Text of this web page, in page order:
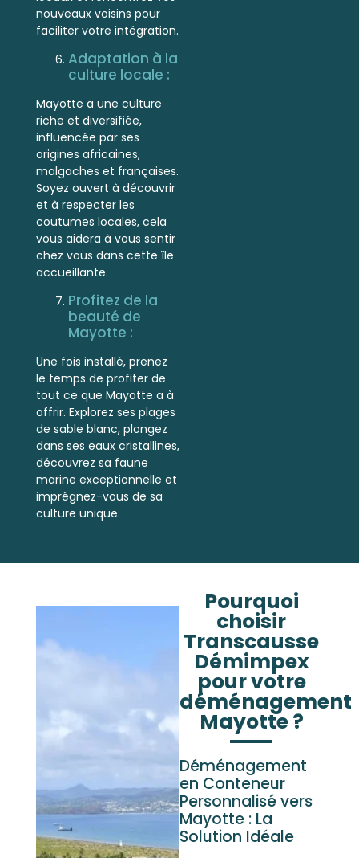
nouveaux voisins pour
faciliter votre intégration.
Adaptation à la
culture locale :
Mayotte a une culture
riche et diversifiée,
influencée par ses
origines africaines,
malgaches et françaises.
Soyez ouvert à découvrir
et à respecter les
coutumes locales, cela
vous aidera à vous sentir
chez vous dans cette île
accueillante.
Profitez de la
beauté de
Mayotte :
Une fois installé, prenez
le temps de profiter de
tout ce que Mayotte a à
offrir. Explorez ses plages
de sable blanc, plongez
dans ses eaux cristallines,
découvrez sa faune
marine exceptionnelle et
imprégnez-vous de sa
culture unique.
Pourquoi
choisir
Transcausse
Démimpex
pour votre
déménagement
Mayotte ?
Déménagement
en Conteneur
Personnalisé vers
Mayotte : La
Solution Idéale